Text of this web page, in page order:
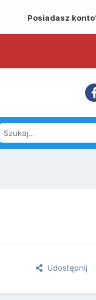
Posiadasz
Udostępnij